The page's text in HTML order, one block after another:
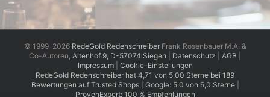
© 1999-2026 RedeGold RedenschreiberFrank Rosenbauer M.A. &
Co-Autoren, Altenhof 9, D-57074 Siegen Datenschutz AGB
Impressum| Cookie-Einstellungen
RedeGold Redenschreiber hat 4,71 von 5,00 Sterne bei 189
Bewertungen auf Trusted Shops| Google: 5,0 von 5,0 Sterne|
ProvenExpert: 100 % Empfehlungen